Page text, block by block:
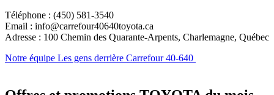
Téléphone : (450) 581-3540
Email : info@carrefour40640toyota.ca
Adresse : 100 Chemin des Quarante-Arpents, Charlemagne, Québec
Notre équipe Les gens derrière Carrefour 40-640